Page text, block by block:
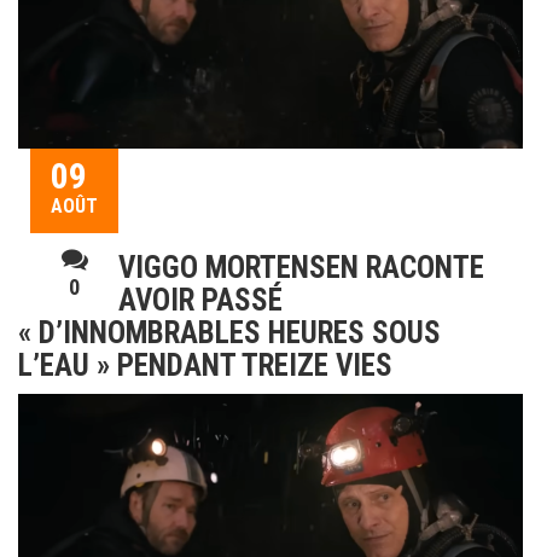
09
AOÛT
0
VIGGO MORTENSEN RACONTE
AVOIR PASSÉ
« D’INNOMBRABLES HEURES SOUS
L’EAU » PENDANT TREIZE VIES